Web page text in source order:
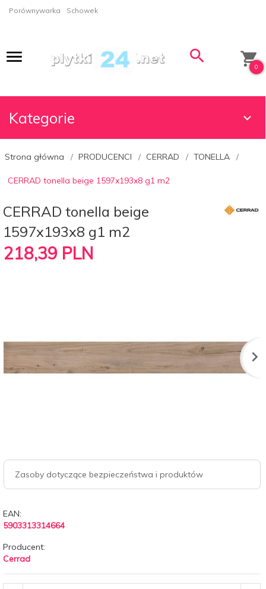
Porównywarka Schowek
0
Kategorie
Strona główna PRODUCENCI CERRAD TONELLA
CERRAD tonella beige 1597x193x8 g1 m2
CERRAD tonella beige
1597x193x8 g1 m2
218,39 PLN
Zasoby dotyczące bezpieczeństwa i produktów
EAN:
5903313314664
Producent:
Cerrad